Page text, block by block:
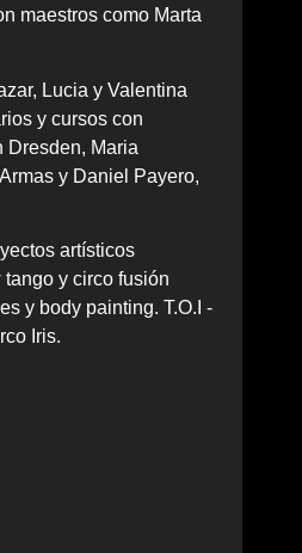
maestros como Marta
Lucia y Valentina
y cursos con
Dresden, Maria
y Daniel Payero,
artísticos
y circo fusión
y body painting. T.O.I -
Iris.